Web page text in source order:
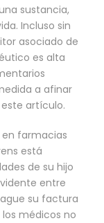
sustancia,
Incluso sin
asociado de
es alta
a afinar
artículo.
farmacias
está
de su hijo
entre
su factura
los médicos no